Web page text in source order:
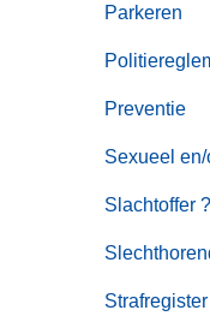
Parkeren
Preventie
Sexueel
Slachtoffer ?
Strafregister